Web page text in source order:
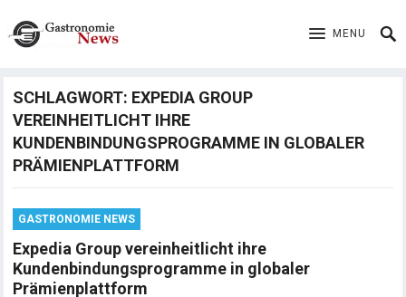
MENU
SCHLAGWORT: EXPEDIA GROUP
VEREINHEITLICHT IHRE
KUNDENBINDUNGSPROGRAMME IN GLOBALER
PRÄMIENPLATTFORM
GASTRONOMIE NEWS
Expedia Group vereinheitlicht ihre
Kundenbindungsprogramme in globaler
Prämienplattform